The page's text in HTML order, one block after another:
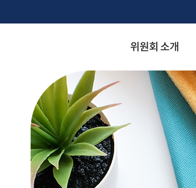
위원회 소개